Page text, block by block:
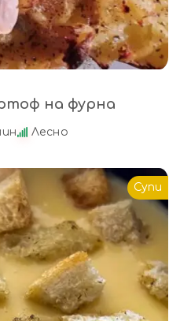
на фурна
Лесно
Супи